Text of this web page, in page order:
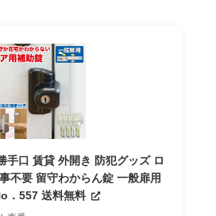
手口 賃貸 外開き 防犯グッズ ロ
不要 留守わからん錠 一般扉用
．557 送料無料